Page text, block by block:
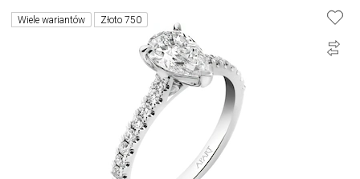
Wiele wariantów Złoto 750